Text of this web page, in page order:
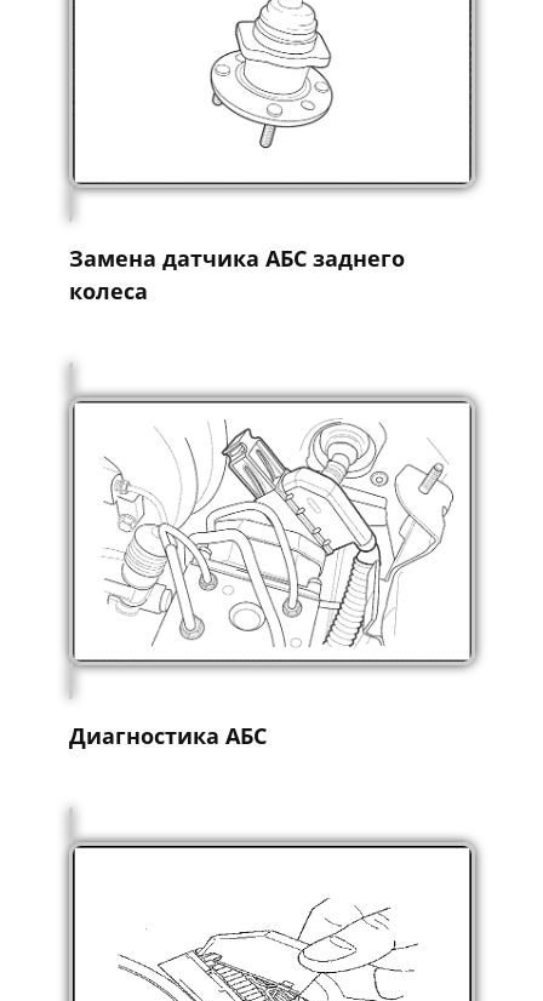
Замена датчика АБС заднего
колеса
Диагностика АБС